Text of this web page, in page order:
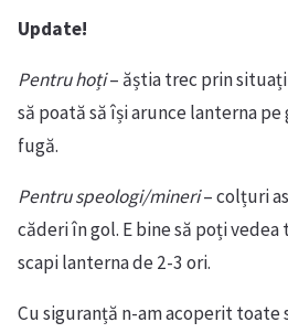
Update!
Pentru hoți– ăștia trec prin
să poată să își arunce lanterna
fugă.
Pentru speologi/mineri– colțuri
căderi în gol. E bine să poți
scapi lanterna de 2-3 ori.
Cu siguranță n-am acoperit toate